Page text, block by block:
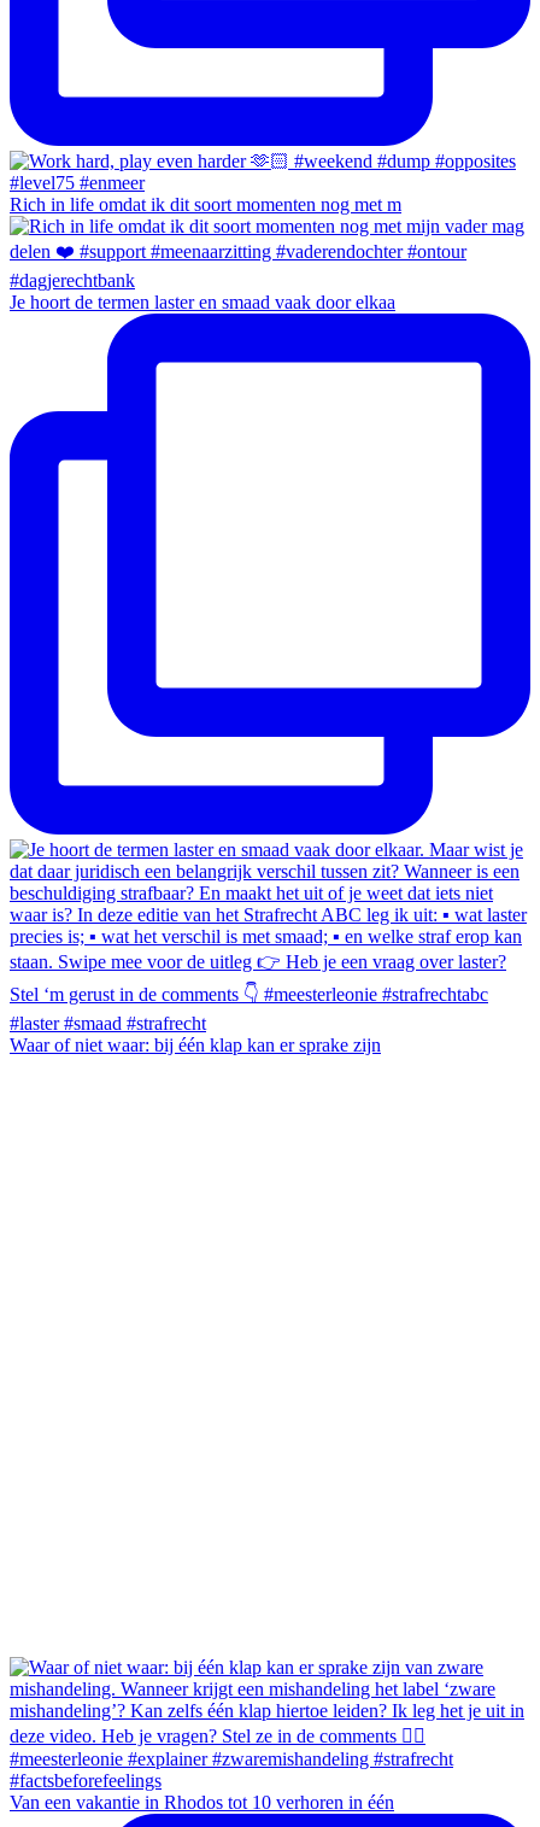
Rich in life omdat ik dit soort momenten nog met m
Je hoort de termen laster en smaad vaak door elkaa
Waar of niet waar: bij één klap kan er sprake zijn
Van een vakantie in Rhodos tot 10 verhoren in één